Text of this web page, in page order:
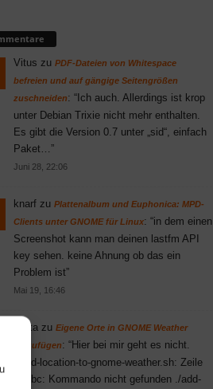
Vitus zu PDF-Dateien von Whitespace
befreien und auf gängige Seitengrößen
zuschneiden: “Ich auch. Allerdings ist krop
unter Debian Trixie nicht mehr enthalten.
Es gibt die Version 0.7 unter „sid“, einfach
Paket…”
Juni 28, 22:06
knarfzu Plattenalbum und Euphonica: MPD-
Clients unter GNOME für Linux: “in dem einen
Screenshot kann man deinen lastfm API
key sehen. keine Ahnung ob das ein
Problem ist”
Mai 19, 16:46
Brittazu Eigene Orte in GNOME Weather
hinzufügen: “Hier bei mir geht es nicht.
./add-location-to-gnome-weather.sh: Zeile
47: bc: Kommando nicht gefunden ./add-